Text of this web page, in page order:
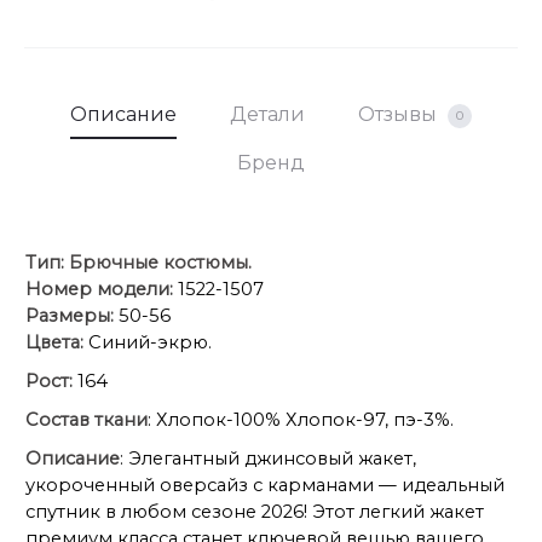
Описание Детали Отзывы 0
Бренд
Тип: Брючные костюмы.
Номер модели: 1522-1507
Размеры: 50-56
Цвета: Синий-экрю.
Рост: 164
Состав ткани: Хлопок-100% Хлопок-97, пэ-3%.
Описание: Элегантный джинсовый жакет,
укороченный оверсайз с карманами — идеальный
спутник в любом сезоне 2026! Этот легкий жакет